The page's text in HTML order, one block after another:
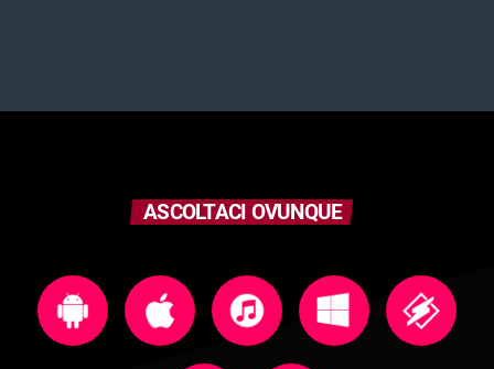
ASCOLTACI OVUNQUE